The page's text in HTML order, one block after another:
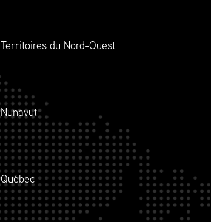
Territoires du Nord-Ouest
Nunavut
Québec